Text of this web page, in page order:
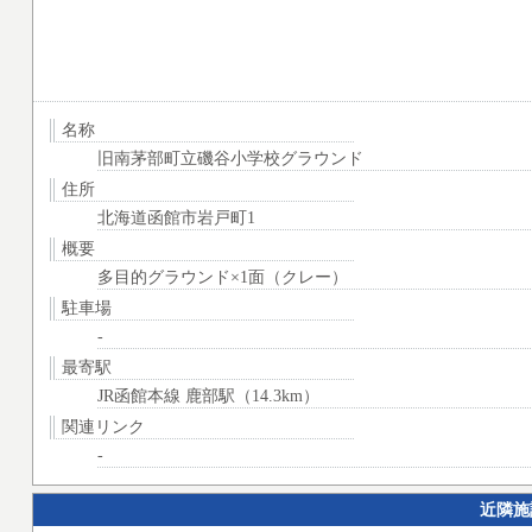
名称
旧南茅部町立磯谷小学校グラウンド
住所
北海道函館市岩戸町1
概要
多目的グラウンド×1面（クレー）
駐車場
-
最寄駅
JR函館本線 鹿部駅（14.3km）
関連リンク
-
近隣